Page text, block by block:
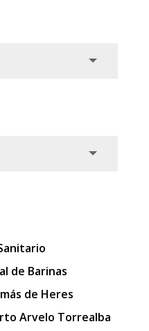
de Barinas
de Heres
Arvelo Torrealba